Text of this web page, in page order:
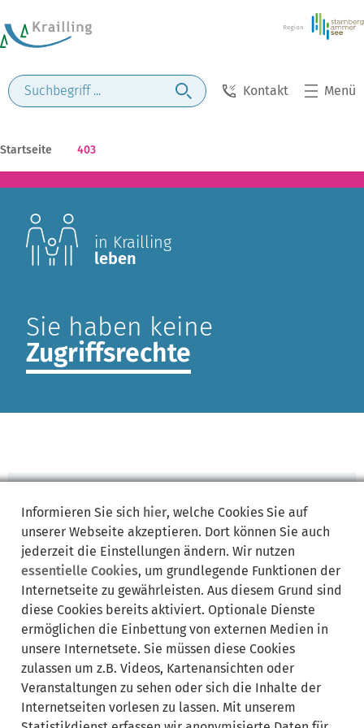
Kontakt Menü
Startseite 403
in Krailling
leben
Sie haben keine
Zugriffsrechte
zur
Startseite
Kein Zugriff
4 0 3
Sie haben keinen Zugriff auf diese Seite
//www.krailling.de/polizeiinspektion-gauting-2/!
jetzt
anmelden
Informieren Sie sich hier, welche Cookies Sie auf
unserer Webseite akzeptieren. Dort können Sie auch
jederzeit die Einstellungen ändern. Wir nutzen
essentielle Cookies, um grundlegende Funktionen der
Internetseite zu gewährleisten. Aus diesem Grund sind
diese Cookies bereits aktiviert. Optionale Dienste
ermöglichen die Einbettung von externen Medien in
unsere Internetsete. Sie müssen diese Cookies
zulassen um z.B. Videos, Kartenansichten oder
Veranstaltungen zu sehen oder sich die Inhalte der
Internetseiten vorlesen zu lassen. Mit unserem